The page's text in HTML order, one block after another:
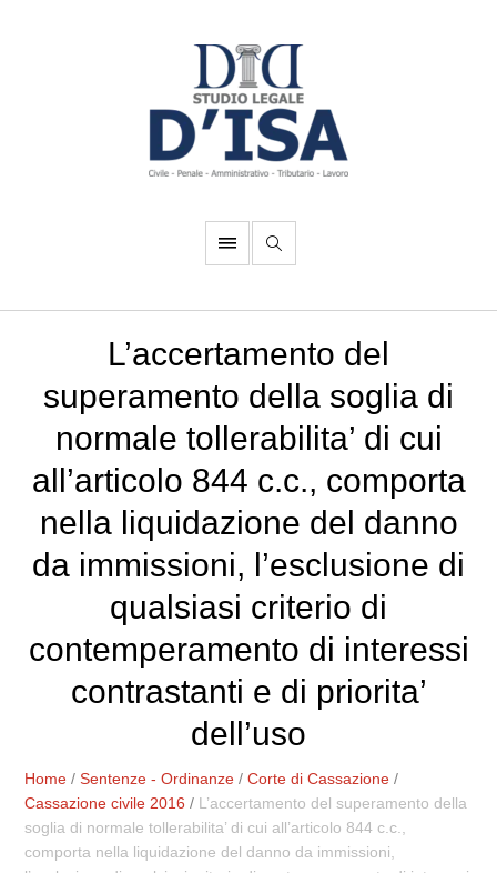
L’accertamento del
superamento della soglia di
normale tollerabilita’ di cui
all’articolo 844 c.c., comporta
nella liquidazione del danno
da immissioni, l’esclusione di
qualsiasi criterio di
contemperamento di interessi
contrastanti e di priorita’
dell’uso
Home /Sentenze - Ordinanze /Corte di Cassazione /
Cassazione civile 2016 / L’accertamento del superamento della
soglia di normale tollerabilita’ di cui all’articolo 844 c.c.,
comporta nella liquidazione del danno da immissioni,